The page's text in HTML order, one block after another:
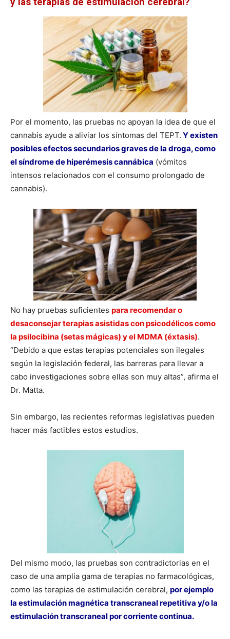
Por el momento, las pruebas no apoyan la idea de que el
cannabis ayude a aliviar los síntomas del TEPT. Y existen
posibles efectos secundarios graves de la droga, como
el síndrome de hiperémesis cannábica (vómitos
intensos relacionados con el consumo prolongado de
cannabis).
No hay pruebas suficientes para recomendar o
desaconsejar terapias asistidas con psicodélicos como
la psilocibina (setas mágicas) y el MDMA (éxtasis).
“Debido a que estas terapias potenciales son ilegales
según la legislación federal, las barreras para llevar a
cabo investigaciones sobre ellas son muy altas”, afirma el
Dr. Matta.
Sin embargo, las recientes reformas legislativas pueden
hacer más factibles estos estudios.
Del mismo modo, las pruebas son contradictorias en el
caso de una amplia gama de terapias no farmacológicas,
como las terapias de estimulación cerebral, por ejemplo
la estimulación magnética transcraneal repetitiva y/o la
estimulación transcraneal por corriente continua.